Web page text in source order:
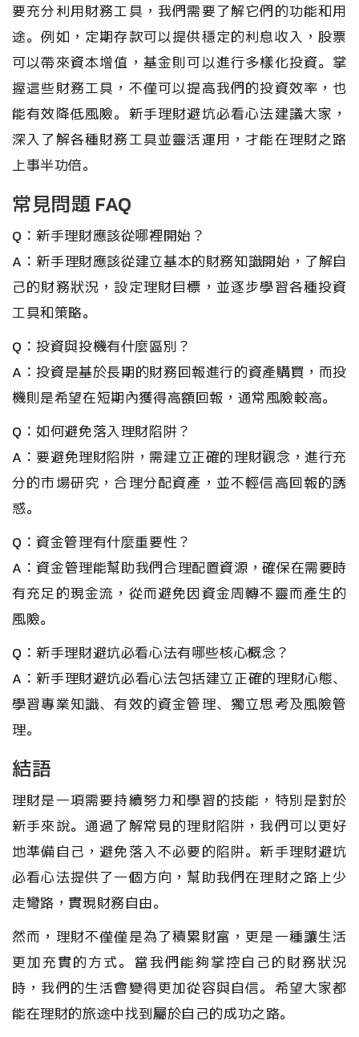
要充分利用財務工具，我們需要了解它們的功能和用
途。例如，定期存款可以提供穩定的利息收入，股票
可以帶來資本增值，基金則可以進行多樣化投資。掌
握這些財務工具，不僅可以提高我們的投資效率，也
能有效降低風險。新手理財避坑必看心法建議大家，
深入了解各種財務工具並靈活運用，才能在理財之路
上事半功倍。
常見問題 FAQ
Q：新手理財應該從哪裡開始？
A：新手理財應該從建立基本的財務知識開始，了解自
己的財務狀況，設定理財目標，並逐步學習各種投資
工具和策略。
Q：投資與投機有什麼區別？
A：投資是基於長期的財務回報進行的資產購買，而投
機則是希望在短期內獲得高額回報，通常風險較高。
Q：如何避免落入理財陷阱？
A：要避免理財陷阱，需建立正確的理財觀念，進行充
分的市場研究，合理分配資產，並不輕信高回報的誘
惑。
Q：資金管理有什麼重要性？
A：資金管理能幫助我們合理配置資源，確保在需要時
有充足的現金流，從而避免因資金周轉不靈而產生的
風險。
Q：新手理財避坑必看心法有哪些核心概念？
A：新手理財避坑必看心法包括建立正確的理財心態、
學習專業知識、有效的資金管理、獨立思考及風險管
理。
結語
理財是一項需要持續努力和學習的技能，特別是對於
新手來說。通過了解常見的理財陷阱，我們可以更好
地準備自己，避免落入不必要的陷阱。新手理財避坑
必看心法提供了一個方向，幫助我們在理財之路上少
走彎路，實現財務自由。
然而，理財不僅僅是為了積累財富，更是一種讓生活
更加充實的方式。當我們能夠掌控自己的財務狀況
時，我們的生活會變得更加從容與自信。希望大家都
能在理財的旅途中找到屬於自己的成功之路。